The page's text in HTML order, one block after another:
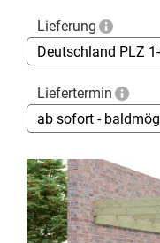
Lieferung
Liefertermin
Skip
to
the
end